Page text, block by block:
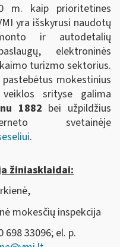
m. kaip prioritetines
yra išskyrusi naudotų
ir autodetalių
elektroninės
turizmo sektorius.
mokestinius
srityse galima
1882 bei užpildžius
svetainėje
.
žiniasklaidai:
mokesčių inspekcija
698 33096; el. p.